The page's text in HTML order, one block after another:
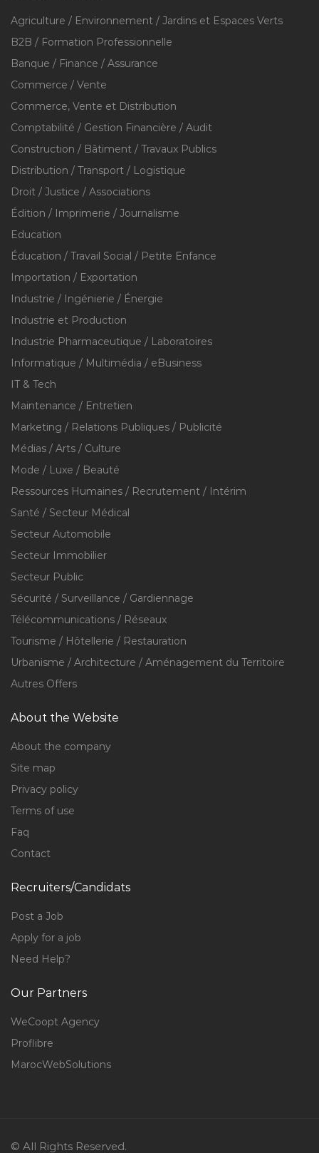
Agriculture / Environnement / Jardins et Espaces Verts
B2B / Formation Professionnelle
Banque / Finance / Assurance
Commerce / Vente
Commerce, Vente et Distribution
Comptabilité / Gestion Financière / Audit
Construction / Bâtiment / Travaux Publics
Distribution / Transport / Logistique
Droit / Justice / Associations
Édition / Imprimerie / Journalisme
Education
Éducation / Travail Social / Petite Enfance
Importation / Exportation
Industrie / Ingénierie / Énergie
Industrie et Production
Industrie Pharmaceutique / Laboratoires
Informatique / Multimédia / eBusiness
IT & Tech
Maintenance / Entretien
Marketing / Relations Publiques / Publicité
Médias / Arts / Culture
Mode / Luxe / Beauté
Ressources Humaines / Recrutement / Intérim
Santé / Secteur Médical
Secteur Automobile
Secteur Immobilier
Secteur Public
Sécurité / Surveillance / Gardiennage
Télécommunications / Réseaux
Tourisme / Hôtellerie / Restauration
Urbanisme / Architecture / Aménagement du Territoire
Autres Offers
About the Website
About the company
Site map
Privacy policy
Terms of use
Faq
Contact
Recruiters/Candidats
Post a Job
Apply for a job
Need Help?
Our Partners
WeCoopt Agency
Proflibre
MarocWebSolutions
© All Rights Reserved.